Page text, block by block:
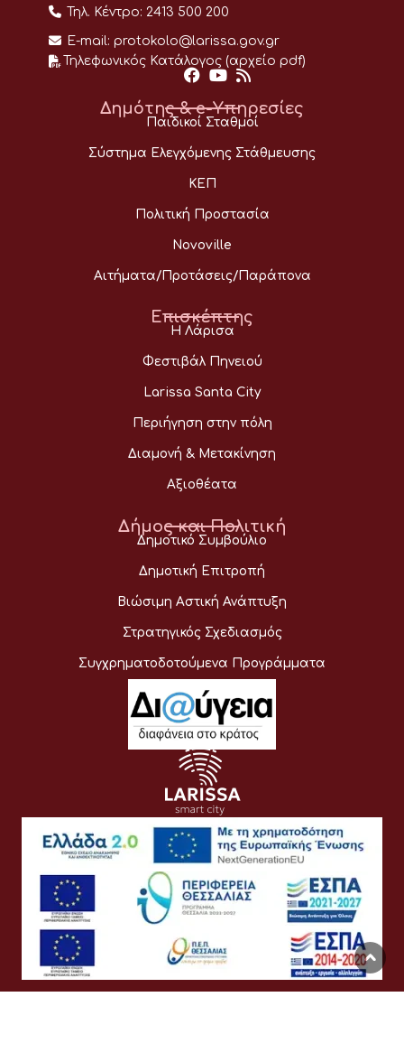
Τηλ. Κέντρο: 2413 500 200
E-mail: protokolo@larissa.gov.gr
Τηλεφωνικός Κατάλογος (αρχείο pdf)
Δημότης & e-Υπηρεσίες
Παιδικοί Σταθμοί
Σύστημα Ελεγχόμενης Στάθμευσης
ΚΕΠ
Πολιτική Προστασία
Novoville
Αιτήματα/Προτάσεις/Παράπονα
Επισκέπτης
Η Λάρισα
Φεστιβάλ Πηνειού
Larissa Santa City
Περιήγηση στην πόλη
Διαμονή & Μετακίνηση
Αξιοθέατα
Δήμος και Πολιτική
Δημοτικό Συμβούλιο
Δημοτική Επιτροπή
Βιώσιμη Αστική Ανάπτυξη
Στρατηγικός Σχεδιασμός
Συγχρηματοδοτούμενα Προγράμματα